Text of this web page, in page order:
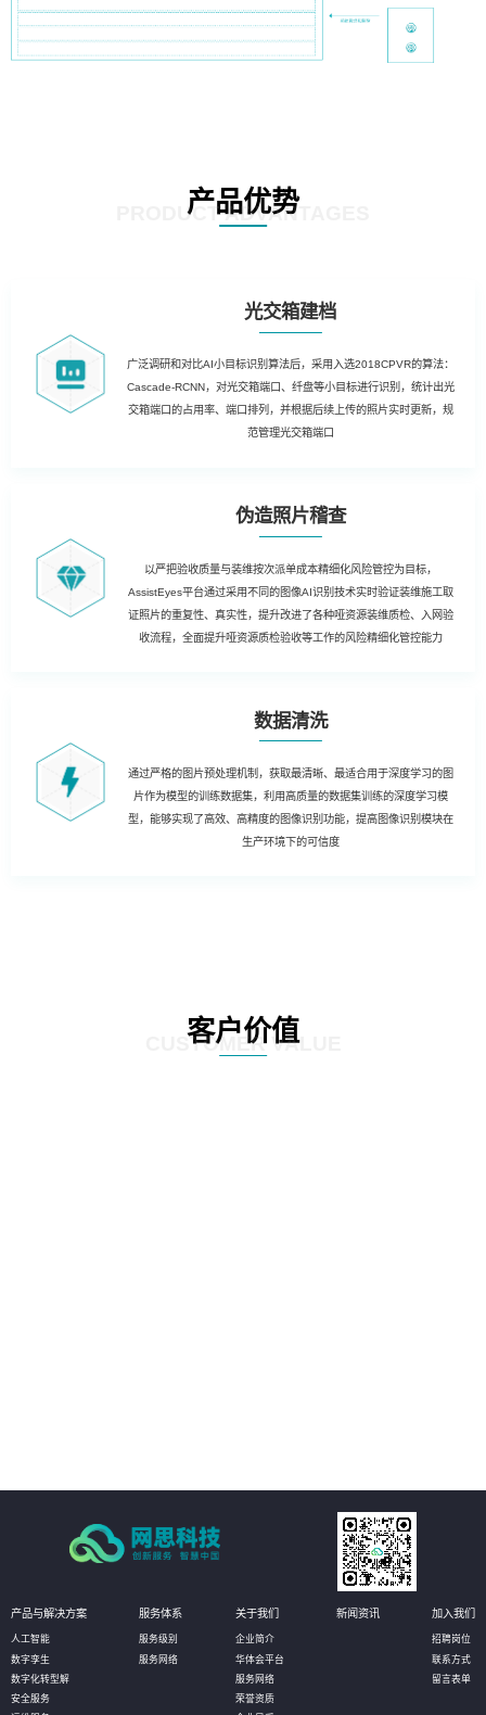
产品优势
PRODUCT ADVANTAGES
光交箱建档
广泛调研和对比AI小目标识别算法后，采用入选2018CPVR的算法：
Cascade-RCNN，对光交箱端口、纤盘等小目标进行识别，统计出光
交箱端口的占用率、端口排列，并根据后续上传的照片实时更新，规
范管理光交箱端口
伪造照片稽查
以严把验收质量与装维按次派单成本精细化风险管控为目标，
AssistEyes平台通过采用不同的图像AI识别技术实时验证装维施工取
证照片的重复性、真实性，提升改进了各种哑资源装维质检、入网验
收流程，全面提升哑资源质检验收等工作的风险精细化管控能力
数据清洗
通过严格的图片预处理机制，获取最清晰、最适合用于深度学习的图
片作为模型的训练数据集，利用高质量的数据集训练的深度学习模
型，能够实现了高效、高精度的图像识别功能，提高图像识别模块在
生产环境下的可信度
客户价值
CUSTOMER VALUE
产品与解决方案
人工智能
数字孪生
数字化转型解
安全服务
服务体系
服务级别
服务网络
关于我们
企业简介
华体会平台
服务网络
荣誉资质
新闻资讯 加入我们
招聘岗位
联系方式
留言表单